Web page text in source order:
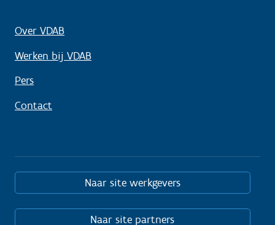
Over VDAB
Werken bij VDAB
Pers
Contact
Naar site werkgevers
Naar site partners